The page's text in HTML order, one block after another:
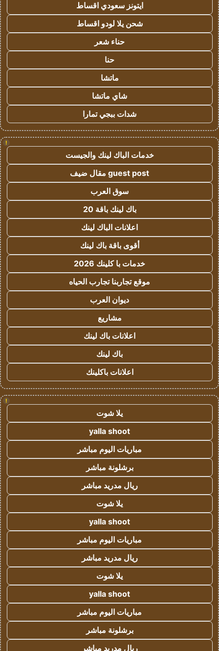
ايتونز سعودي اقساط
شحن يلا لودو اقساط
حناء شعر
حنا
ماتشا
شاي ماتشا
شدات ببجي تمارا
!
خدمات الباك لينك والجيست
guest post مقال ضيف
سوق العرب
باك لينك باقة 20
اعلانات الباك لينك
أقوى باقة باك لينك
خدمات با كلينك 2026
موقع تجاربنا تجارب الحياه
ديوان العرب
مشاريع
اعلانات باك لينك
باك لينك
اعلانات باكلينك
!
يلا شوت
yalla shoot
مباريات اليوم مباشر
برشلونة مباشر
ريال مدريد مباشر
يلا شوت
yalla shoot
مباريات اليوم مباشر
ريال مدريد مباشر
يلا شوت
yalla shoot
مباريات اليوم مباشر
برشلونة مباشر
ريال مدريد مباشر